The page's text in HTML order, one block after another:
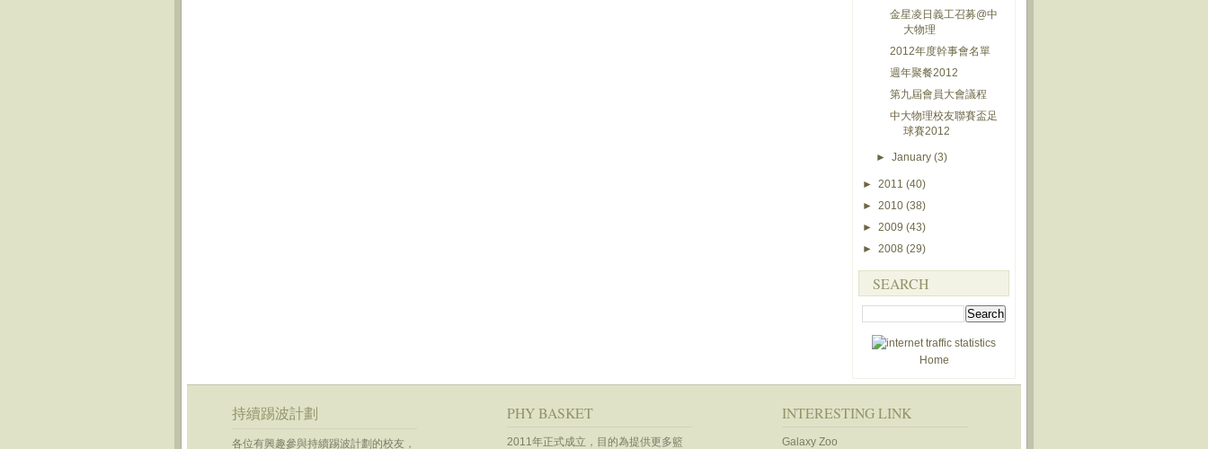
金星凌日義工召募@中
大物理
2012年度幹事會名單
週年聚餐2012
第九屆會員大會議程
中大物理校友聯賽盃足
球賽2012
► January (3)
► 2011 (40)
► 2010 (38)
► 2009 (43)
► 2008 (29)
SEARCH
Home
持續踢波計劃
各位有興趣參與持續踢波計劃的校友，
PHY BASKET
2011年正式成立，目的為提供更多籃
INTERESTING LINK
Galaxy Zoo